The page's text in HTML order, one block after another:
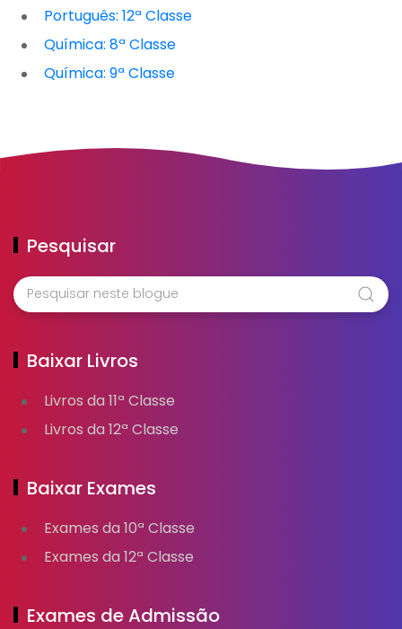
Português: 12ª Classe
Química: 8ª Classe
Química: 9ª Classe
Pesquisar
Baixar Livros
Livros da 11ª Classe
Livros da 12ª Classe
Baixar Exames
Exames da 10ª Classe
Exames da 12ª Classe
Exames de Admissão